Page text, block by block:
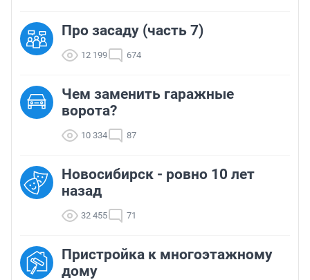
Про засаду (часть 7)
12 199 674
Чем заменить гаражные
ворота?
10 334 87
Новосибирск - ровно 10 лет
назад
32 455 71
Пристройка к многоэтажному
дому